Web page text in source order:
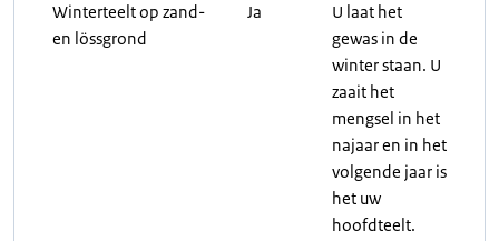
Winterteelt op zand-
en lössgrond
Ja
U laat het
gewas in de
winter staan. U
zaait het
mengsel in het
najaar en in het
volgende jaar is
het uw
hoofdteelt.